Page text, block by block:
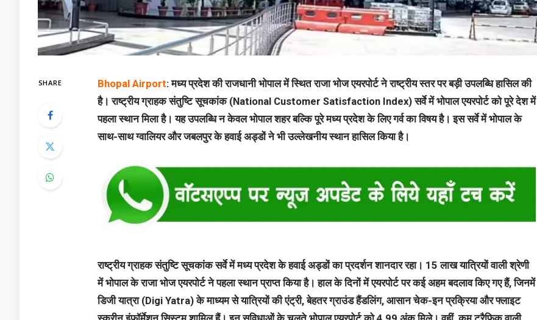
SHARE Bhopal Airport: मध्य प्रदेश की राजधानी भोपाल में स्थित राजा भोज एयरपोर्ट ने राष्ट्रीय स्तर पर बड़ी उपलब्धि हासिल की
है। राष्ट्रीय ग्राहक संतुष्टि सूचकांक (National Customer Satisfaction Index) सर्वे में भोपाल एयरपोर्ट को पूरे देश में
पहला स्थान मिला है। यह उपलब्धि न केवल भोपाल शहर बल्कि पूरे मध्य प्रदेश के लिए गर्व का विषय है। इस सर्वे में भोपाल के
साथ-साथ ग्वालियर और जबलपुर के हवाई अड्डों ने भी उल्लेखनीय स्थान हासिल किया है।
राष्ट्रीय ग्राहक संतुष्टि सूचकांक सर्वे में मध्य प्रदेश के हवाई अड्डों का प्रदर्शन शानदार रहा। 15 लाख यात्रियों वाली श्रेणी
में भोपाल के राजा भोज एयरपोर्ट ने पहला स्थान प्राप्त किया है। हाल के दिनों में एयरपोर्ट पर कई अहम बदलाव किए गए हैं, जिनमें
डिजी यात्रा (Digi Yatra) के माध्यम से यात्रियों की एंट्री, बेहतर ग्राउंड हैंडलिंग, आसान चेक-इन प्रक्रिया और फ्लाइट